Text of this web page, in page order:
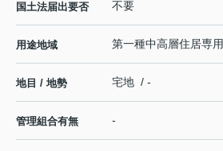
国土法届出要否 不要
用途地域 第一種中高層住居専用
地目 / 地勢 宅地 / -
管理組合有無 -